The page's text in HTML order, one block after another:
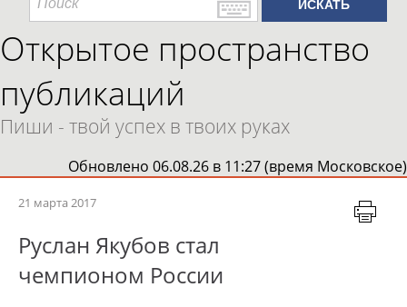
Открытое пространство
публикаций
Пиши - твой успех в твоих руках
Обновлено 06.08.26 в 11:27 (время Московское)
21 марта 2017
Руслан Якубов стал
чемпионом России